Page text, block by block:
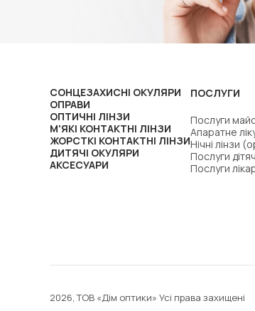
СОНЦЕЗАХИСНІ ОКУЛЯРИ
ОПРАВИ
ОПТИЧНІ ЛІНЗИ
М'ЯКІ КОНТАКТНІ ЛІНЗИ
ЖОРСТКІ КОНТАКТНІ ЛІНЗИ
ДИТЯЧІ ОКУЛЯРИ
АКСЕСУАРИ
ПОСЛУГИ
Послуги
Апаратне
Нічні лінзи
Послуги
Послуги
2026, ТОВ «Дім оптики» Усі права захищені